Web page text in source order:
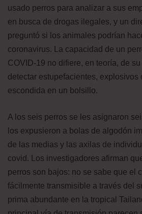
usado perros para analizar a sus
en busca de drogas ilegales, y un
preguntó si los animales podrían
coronavirus. La capacidad de un
COVID-19 no difiere, en teoría, de
detectar estupefacientes, explosivos
escondida en un bolsillo.
A los seis perros se les asignaron
los expusieron a bolas de algodón
de las medias y las axilas de
covid. Los investigadores afirman
perros son bajos: no se sabe que el
fácilmente transmisible a través del
prima abundante en la tropical